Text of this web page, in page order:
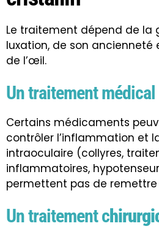
Le traitement dépend de la
luxation, de son ancienneté
de l’œil.
Un traitement médical
Certains médicaments
contrôler l’inflammation et
intraoculaire (collyres,
inflammatoires,
permettent pas de
Un traitement c